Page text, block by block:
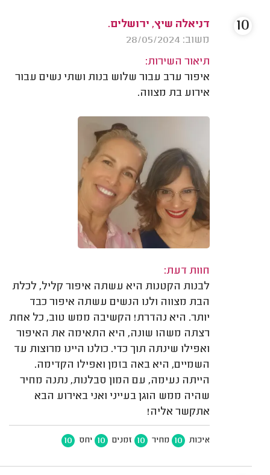
דניאלה שיץ, ירושלים.
משוב: 28/05/2024
תיאור השירות:
איפור ערב עבור שלוש בנות ושתי נשים עבור
אירוע בת מצווה.
חוות דעת:
לבנות הקטנות היא עשתה איפור קליל, לכלת
הבת מצווה ולנו הנשים עשתה איפור כבד
יותר. היא נהדרת! הקשיבה ממש טוב, כל אחת
רצתה משהו שונה, היא התאימה את האיפור
ואפילו שינתה תוך כדי. כולנו היינו מרוצות עד
השמיים, היא באה בזמן ואפילו הקדימה.
הייתה נעימה, עם המון סבלנות, נתנה מחיר
שהיה ממש הוגן בעייני ואני באירוע הבא
אתקשר אליה!
איכות 10 מחיר 10 זמנים 10 יחס 10
10